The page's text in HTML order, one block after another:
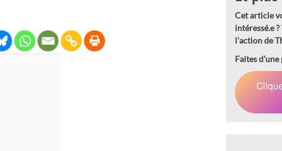
Cet article
intéressé.e ?
l’action de
Faites